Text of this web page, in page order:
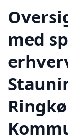
med